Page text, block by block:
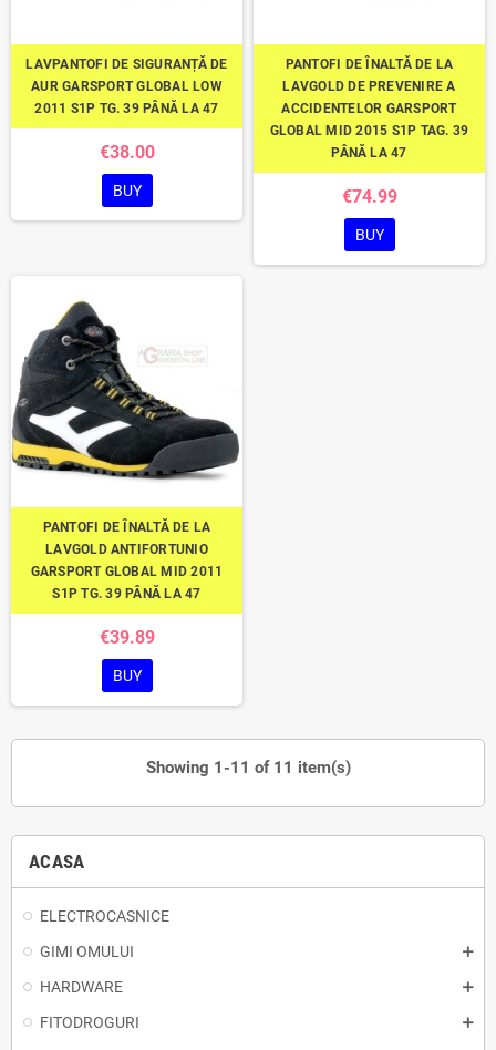
ACASA
ELECTROCASNICE
GIMI OMULUI
HARDWARE
FITODROGURI
LAVPANTOFI DE SIGURANȚĂ DE
AUR GARSPORT GLOBAL LOW
2011 S1P TG. 39 PÂNĂ LA 47
€38.00
BUY
PANTOFI DE ÎNALTĂ DE LA
LAVGOLD DE PREVENIRE A
ACCIDENTELOR GARSPORT
GLOBAL MID 2015 S1P TAG. 39
PÂNĂ LA 47
€74.99
BUY
PANTOFI DE ÎNALTĂ DE LA
LAVGOLD ANTIFORTUNIO
GARSPORT GLOBAL MID 2011
S1P TG. 39 PÂNĂ LA 47
€39.89
BUY
Showing 1-11 of 11 item(s)